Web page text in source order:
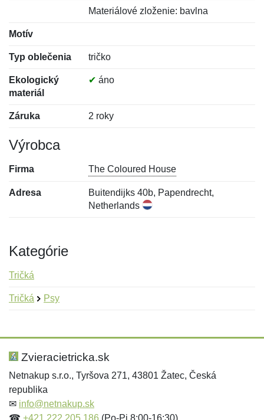
Materiálové zloženie: bavlna
Motív
Typ oblečenia tričko
Ekologický
materiál
✔ áno
Záruka 2 roky
Výrobca
Firma The Coloured House
Adresa
Buitendijks 40b, Papendrecht,
Netherlands
Kategórie
Tričká
Tričká Psy
Hodnotenie:
Meno:*
Meno:
E-mail:*
Zvieracietricka.sk
Netnakup s.r.o., Tyršova 271, 43801 Žatec, Česká
republika
✉ info@netnakup.sk
☎ +421 222 205 186 (Po-Pi 8:00-16:30)